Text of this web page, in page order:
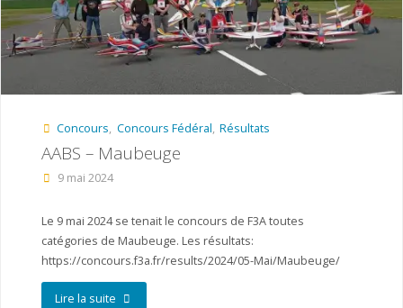
Concours, Concours Fédéral, Résultats
AABS – Maubeuge
9 mai 2024
Le 9 mai 2024 se tenait le concours de F3A toutes
catégories de Maubeuge. Les résultats:
https://concours.f3a.fr/results/2024/05-Mai/Maubeuge/
Lire la suite"AABS